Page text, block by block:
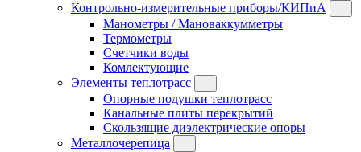
Контрольно-измерительные приборы/КИПиА
Манометры / Мановаккумметры
Термометры
Счетчики воды
Комлектующие
Элементы теплотрасс
Опорные подушки теплотрасс
Канальные плиты перекрытий
Скользящие диэлектрические опоры
Металлочерепица